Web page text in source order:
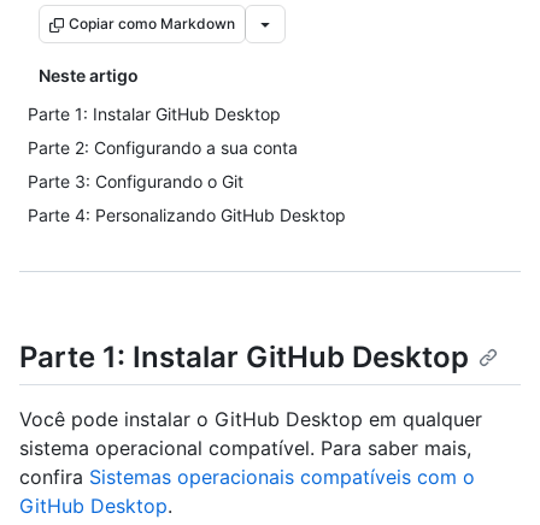
Copiar como Markdown
Neste artigo
Parte 1: Instalar GitHub Desktop
Parte 2: Configurando a sua conta
Parte 3: Configurando o Git
Parte 4: Personalizando GitHub Desktop
Parte 1: Instalar GitHub Desktop
Você pode instalar o GitHub Desktop em qualquer
sistema operacional compatível. Para saber mais,
confira Sistemas operacionais compatíveis com o
GitHub Desktop.